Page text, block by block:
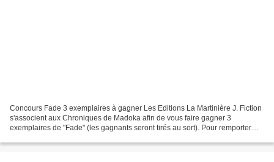
Concours Fade 3 exemplaires à gagner Les Editions La Martinière J. Fiction
s'associent aux Chroniques de Madoka afin de vous faire gagner 3
exemplaires de "Fade" (les gagnants seront tirés au sort). Pour remporter